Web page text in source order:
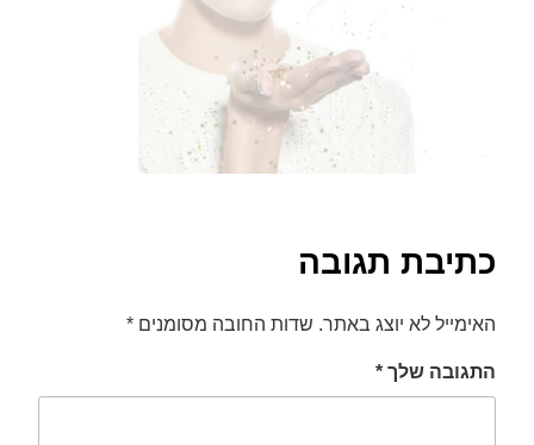
לאפס
את
כל
האפשרויות
cached
כתיבת תגובה
האימייל לא יוצג באתר. שדות החובה מסומנים *
התגובה שלך *